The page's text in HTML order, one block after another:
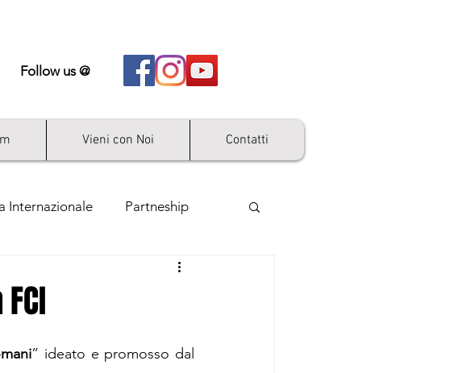
Follow us @
Vieni con Noi Contatti
Internazionale Partneship
” ideato e promosso dal